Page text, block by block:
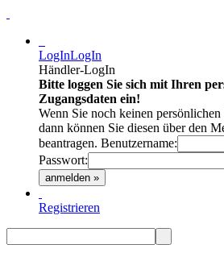
LogInLogIn
Händler-LogIn
Bitte loggen Sie sich mit Ihren
Zugangsdaten ein!
Wenn Sie noch keinen
dann können Sie diesen über den
beantragen. Benutzername:
Passwort:
anmelden »
Registrieren